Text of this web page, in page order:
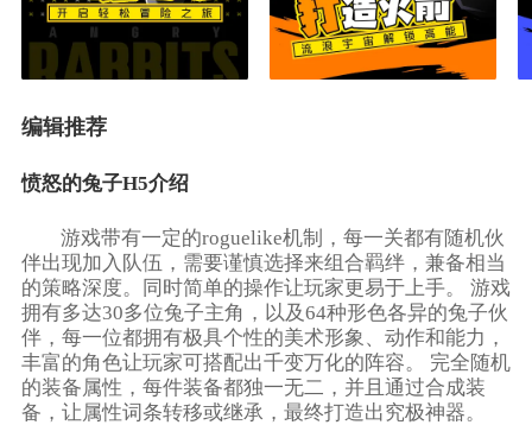
编辑推荐
愤怒的兔子H5介绍
游戏带有一定的roguelike机制，每一关都有随机伙
伴出现加入队伍，需要谨慎选择来组合羁绊，兼备相当
的策略深度。同时简单的操作让玩家更易于上手。 游戏
拥有多达30多位兔子主角，以及64种形色各异的兔子伙
伴，每一位都拥有极具个性的美术形象、动作和能力，
丰富的角色让玩家可搭配出千变万化的阵容。 完全随机
的装备属性，每件装备都独一无二，并且通过合成装
备，让属性词条转移或继承，最终打造出究极神器。